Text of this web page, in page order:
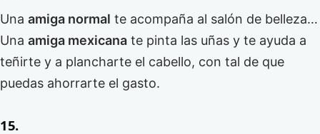
Una amiga normal te acompaña al salón de belleza…
Una amiga mexicana te pinta las uñas y te ayuda a
teñirte y a plancharte el cabello, con tal de que
puedas ahorrarte el gasto.
15.